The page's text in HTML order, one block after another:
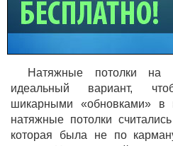
Натяжные потолки на
идеальный вариант,
шикарными «обновками» в
натяжные потолки
которая была не по